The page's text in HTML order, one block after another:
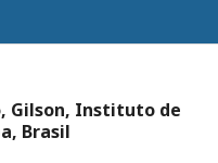
Gilson, Instituto de
Brasil